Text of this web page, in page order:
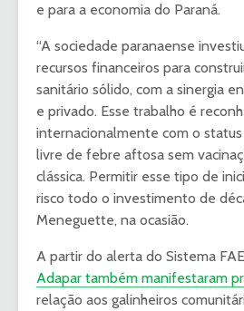
e para a economia do Paraná.
“A sociedade paranaense
recursos financeiros para
sanitário sólido, com a sinergia
e privado. Esse trabalho é
internacionalmente com o
livre de febre aftosa sem
clássica. Permitir esse tipo de
risco todo o investimento de
Meneguette, na ocasião.
A partir do alerta do Sistema
Adapar também manifestaram
relação aos galinheiros